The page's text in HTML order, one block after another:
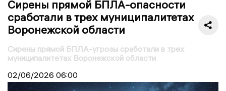
Сирены прямой БПЛА-опасности
сработали в трех муниципалитетах
Воронежской области
Сирены прямой БПЛА-угрозы сработали в трех
муниципалитетах Воронежской области
02/06/2026 06:00